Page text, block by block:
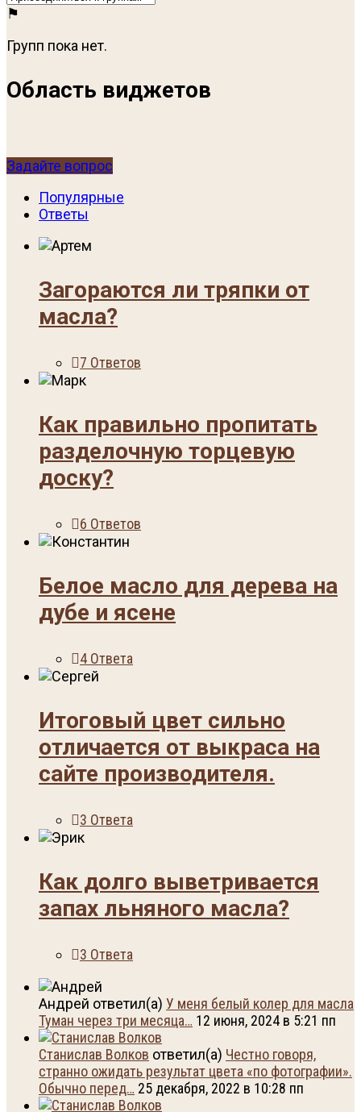
Групп пока нет.
Область виджетов
Задайте вопрос
Популярные
Ответы
Загораются ли тряпки от
масла?
7 Ответов
Как правильно пропитать
разделочную торцевую
доску?
6 Ответов
Белое масло для дерева на
дубе и ясене
4 Ответа
Итоговый цвет сильно
отличается от выкраса на
сайте производителя.
3 Ответа
Как долго выветривается
запах льняного масла?
3 Ответа
Андрей ответил(а) У меня белый колер для масла
Туман через три месяца… 12 июня, 2024 в 5:21 пп
Станислав Волков ответил(а) Честно говоря,
странно ожидать результат цвета «по фотографии».
Обычно перед… 25 декабря, 2022 в 10:28 пп